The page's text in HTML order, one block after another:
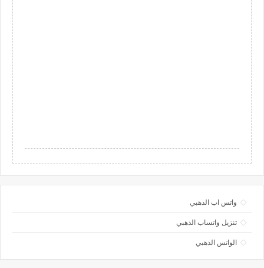
واتس اب الذهبي
تنزيل واتساب الذهبي
الواتس الذهبي